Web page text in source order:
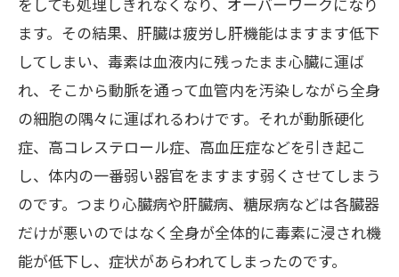
ます。その結果、肝臓は疲労し肝機能はますます低下
してしまい、毒素は血液内に残ったまま心臓に運ば
れ、そこから動脈を通って血管内を汚染しながら全身
の細胞の隅々に運ばれるわけです。それが動脈硬化
症、高コレステロール症、高血圧症などを引き起こ
し、体内の一番弱い器官をますます弱くさせてしまう
のです。つまり心臓病や肝臓病、糖尿病などは各臓器
だけが悪いのではなく全身が全体的に毒素に浸され機
能が低下し、症状があらわれてしまったのです。